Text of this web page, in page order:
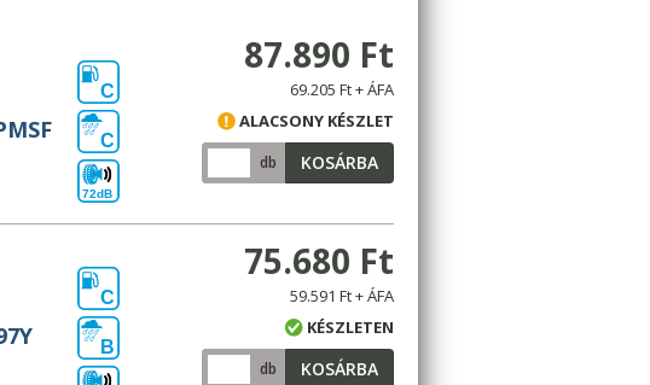
C
C
72dB
87.890 Ft
69.205 Ft + ÁFA
ALACSONY KÉSZLET
db KOSÁRBA
C
B
75.680 Ft
59.591 Ft + ÁFA
KÉSZLETEN
db KOSÁRBA